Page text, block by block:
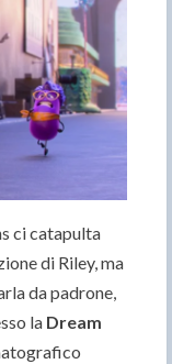
ci catapulta
di Riley, ma
da padrone,
la Dream